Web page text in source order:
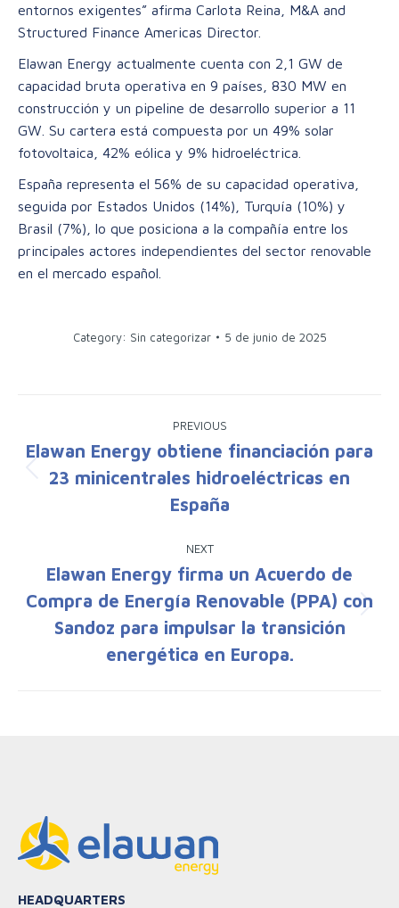
entornos exigentes” afirma Carlota Reina, M&A and
Structured Finance Americas Director.
Elawan Energy actualmente cuenta con 2,1 GW de
capacidad bruta operativa en 9 países, 830 MW en
construcción y un pipeline de desarrollo superior a 11
GW. Su cartera está compuesta por un 49% solar
fotovoltaica, 42% eólica y 9% hidroeléctrica.
España representa el 56% de su capacidad operativa,
seguida por Estados Unidos (14%), Turquía (10%) y
Brasil (7%), lo que posiciona a la compañía entre los
principales actores independientes del sector renovable
en el mercado español.
Category: Sin categorizar 5 de junio de 2025
navigation
PREVIOUS
Previous
post:
Elawan Energy obtiene financiación para
23 minicentrales hidroeléctricas en
España
NEXT
post:
Elawan Energy firma un Acuerdo de
Compra de Energía Renovable (PPA) con
Sandoz para impulsar la transición
energética en Europa.
HEADQUARTERS